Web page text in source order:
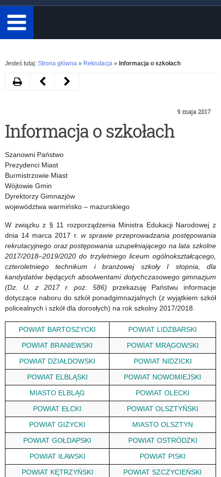
minimum
3
znaki.
Rozwiń
Jesteś tutaj: Strona główna » Rekrutacja » Informacja o szkołach
9 maja 2017
Informacja o szkołach
Szanowni Państwo
Prezydenci Miast
Burmistrzowie Miast
Wójtowie Gmin
Dyrektorzy Gimnazjów
województwa warmińsko – mazurskiego
W związku z § 11 rozporządzenia Ministra Edukacji Narodowej z
dnia 14 marca 2017 r. w sprawie przeprowadzania postępowania
rekrutacyjnego oraz postępowania uzupełniającego na lata szkolne
2017/2018–2019/2020 do trzyletniego liceum ogólnokształcącego,
czteroletniego technikum i branżowej szkoły I stopnia, dla
kandydatów będących absolwentami dotychczasowego gimnazjum
(Dz. U. z 2017 r. poz. 586) przekazuję Państwu informacje
dotyczące naboru do szkół ponadgimnazjalnych (z wyjątkiem szkół
policealnych i szkół dla dorosłych) na rok szkolny 2017/2018.
POWIAT BARTOSZYCKI
POWIAT LIDZBARSKI
POWIAT BRANIEWSKI
POWIAT MRĄGOWSKI
POWIAT DZIAŁDOWSKI
POWIAT NIDZICKI
POWIAT ELBLĄSKI
POWIAT NOWOMIEJSKI
MIASTO ELBLĄG
POWIAT OLECKI
POWIAT EŁCKI
POWIAT OLSZTYŃSKI
POWIAT GIŻYCKI
MIASTO OLSZTYN
POWIAT GOŁDAPSKI
POWIAT OSTRÓDZKI
POWIAT IŁAWSKI
POWIAT PISKI
POWIAT KĘTRZYŃSKI
POWIAT SZCZYCIEŃSKI
DrukujNastępny
o
miejscach
w
szkołach
na
rok
szkolny
2017/2018
Poprzedni
nr
Mazurskiego
Oświaty
w
sprawie
terminów
przeprowadzania
rekrutacyjnego
i
postępowania
uzupełniającego…